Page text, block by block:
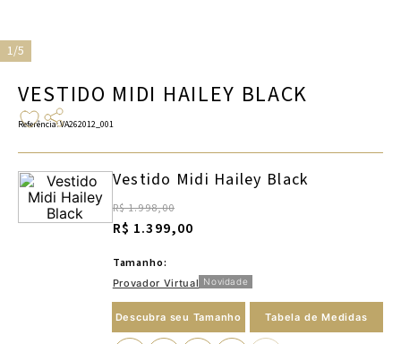
1/5
VESTIDO MIDI HAILEY BLACK
Referência:VA262012_001
Vestido Midi Hailey Black
R$ 1.998,00
R$ 1.399,00
Tamanho:
Provador Virtual Novidade
Descubra seu Tamanho Tabela de Medidas